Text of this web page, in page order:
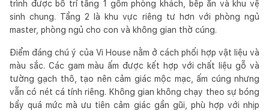
trình được bố trí tầng 1 gồm phòng khách, bếp ăn và khu vệ
sinh chung. Tầng 2 là khu vực riêng tư hơn với phòng ngủ
master, phòng ngủ cho con và không gian thờ cúng.
Điểm đáng chú ý của Vi House nằm ở cách phối hợp vật liệu và
màu sắc. Các gam màu ấm được kết hợp với chất liệu gỗ và
tường gạch thô, tạo nên cảm giác mộc mạc, ấm cúng nhưng
vẫn có nét cá tính riêng. Không gian không chạy theo sự bóng
bẩy quá mức mà ưu tiên cảm giác gần gũi, phù hợp với nhịp